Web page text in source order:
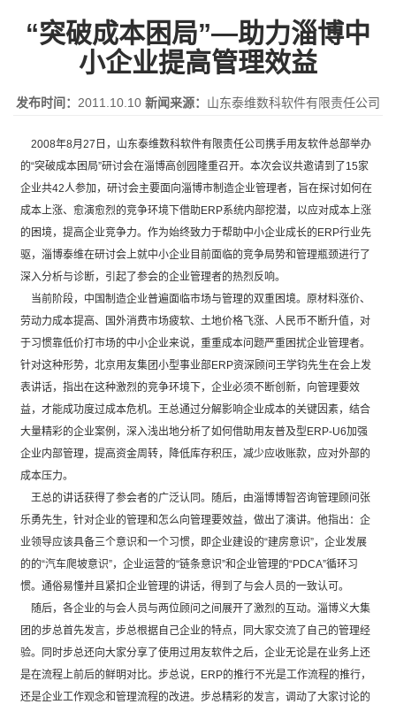
“突破成本困局”—助力淄博中
小企业提高管理效益
发布时间： 2011.10.10 新闻来源： 山东泰维数科软件有限责任公司
2008年8月27日，山东泰维数科软件有限责任公司携手用友软件总部举办
的“突破成本困局”研讨会在淄博高创园隆重召开。本次会议共邀请到了15家
企业共42人参加，研讨会主要面向淄博市制造企业管理者，旨在探讨如何在
成本上涨、愈演愈烈的竞争环境下借助ERP系统内部挖潜，以应对成本上涨
的困境，提高企业竞争力。作为始终致力于帮助中小企业成长的ERP行业先
驱，淄博泰维在研讨会上就中小企业目前面临的竞争局势和管理瓶颈进行了
深入分析与诊断，引起了参会的企业管理者的热烈反响。
当前阶段，中国制造企业普遍面临市场与管理的双重困境。原材料涨价、
劳动力成本提高、国外消费市场疲软、土地价格飞涨、人民币不断升值，对
于习惯靠低价打市场的中小企业来说，重重成本问题严重困扰企业管理者。
针对这种形势，北京用友集团小型事业部ERP资深顾问王学钧先生在会上发
表讲话，指出在这种激烈的竞争环境下，企业必须不断创新，向管理要效
益，才能成功度过成本危机。王总通过分解影响企业成本的关键因素，结合
大量精彩的企业案例，深入浅出地分析了如何借助用友普及型ERP-U6加强
企业内部管理，提高资金周转，降低库存积压，减少应收账款，应对外部的
成本压力。
王总的讲话获得了参会者的广泛认同。随后，由淄博博智咨询管理顾问张
乐勇先生，针对企业的管理和怎么向管理要效益，做出了演讲。他指出：企
业领导应该具备三个意识和一个习惯，即企业建设的“建房意识”，企业发展
的的“汽车爬坡意识”，企业运营的“链条意识”和企业管理的“PDCA”循环习
惯。通俗易懂并且紧扣企业管理的讲话，得到了与会人员的一致认可。
随后，各企业的与会人员与两位顾问之间展开了激烈的互动。淄博义大集
团的步总首先发言，步总根据自己企业的特点，同大家交流了自己的管理经
验。同时步总还向大家分享了使用过用友软件之后，企业无论是在业务上还
是在流程上前后的鲜明对比。步总说，ERP的推行不光是工作流程的推行，
还是企业工作观念和管理流程的改进。步总精彩的发言，调动了大家讨论的